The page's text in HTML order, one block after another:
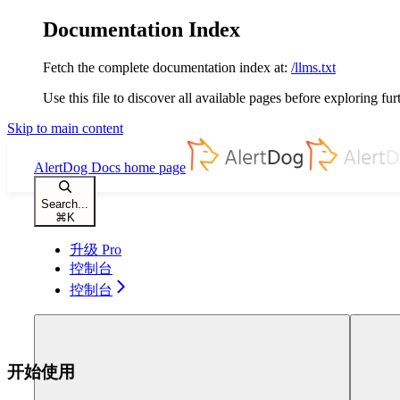
Documentation Index
Fetch the complete documentation index at: /llms.txt
Use this file to discover all available pages before exploring
Skip to main content
AlertDog Docs home page
Search...
⌘ K
升级 Pro
控制台
控制台
开始使用